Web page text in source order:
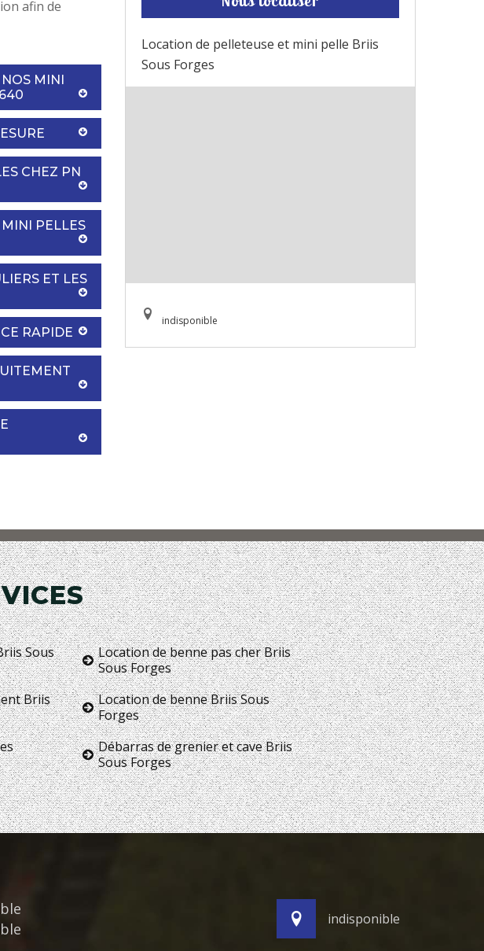
afin de
MINI
CHEZ PN
PELLES
ET LES
RAPIDE
Location de pelleteuse et mini pelle Briis
Sous Forges
indisponible
Sous
Briis
Location de benne pas cher Briis
Sous Forges
Location de benne Briis Sous
Forges
Débarras de grenier et cave Briis
Sous Forges
indisponible